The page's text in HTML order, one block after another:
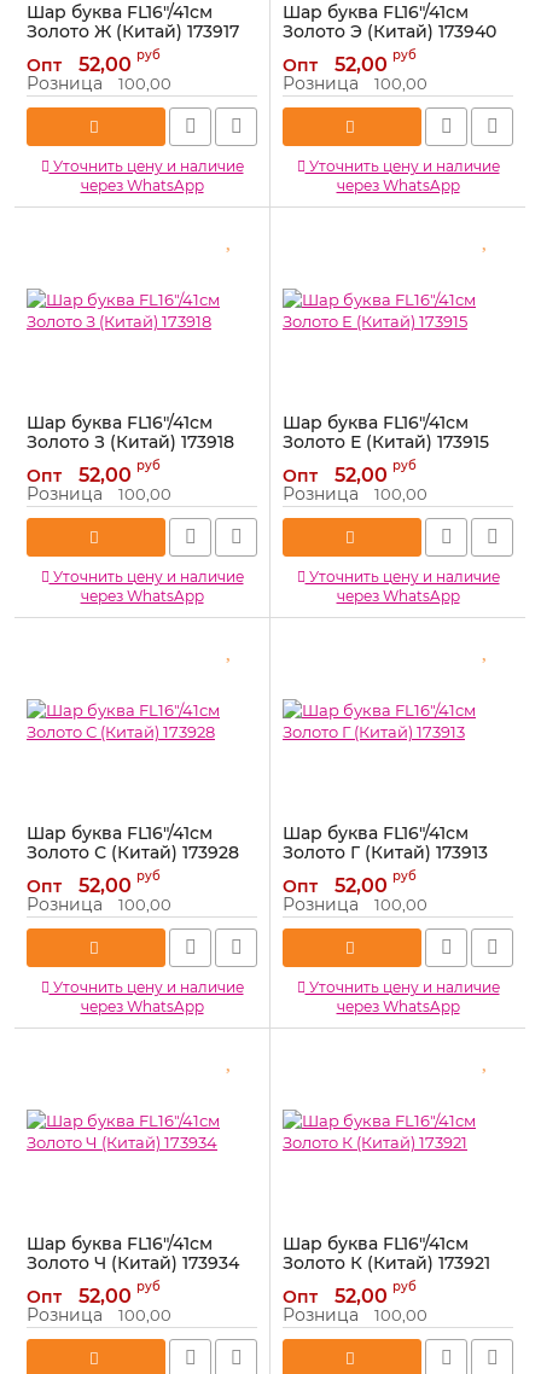
Шар буква FL16"/41см
Золото Ж (Китай) 173917
Артикул: 173917
Опт 52,00 руб
Розница 100,00
Уточнить цену и наличие
через WhatsApp
Шар буква FL16"/41см
Золото Э (Китай) 173940
Артикул: 173940
Опт 52,00 руб
Розница 100,00
Уточнить цену и наличие
через WhatsApp
Шар буква FL16"/41см
Золото З (Китай) 173918
Артикул: 173918
Опт 52,00 руб
Розница 100,00
Уточнить цену и наличие
через WhatsApp
Шар буква FL16"/41см
Золото Е (Китай) 173915
Артикул: 173915
Опт 52,00 руб
Розница 100,00
Уточнить цену и наличие
через WhatsApp
Шар буква FL16"/41см
Золото С (Китай) 173928
Артикул: 173928
Опт 52,00 руб
Розница 100,00
Уточнить цену и наличие
через WhatsApp
Шар буква FL16"/41см
Золото Г (Китай) 173913
Артикул: 173913
Опт 52,00 руб
Розница 100,00
Уточнить цену и наличие
через WhatsApp
Шар буква FL16"/41см
Золото Ч (Китай) 173934
Артикул: 173934
Опт 52,00 руб
Розница 100,00
Шар буква FL16"/41см
Золото К (Китай) 173921
Артикул: 173921
Опт 52,00 руб
Розница 100,00